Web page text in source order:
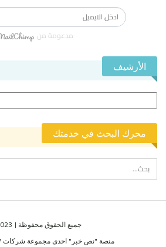
مدعومة من
الأرشيف
محرك البحث في خدمتك
جميع الحقوق محفوظة | 2023 ©
منصة "نص خبر" احدى مجموعة شركات TGW سنغافورة